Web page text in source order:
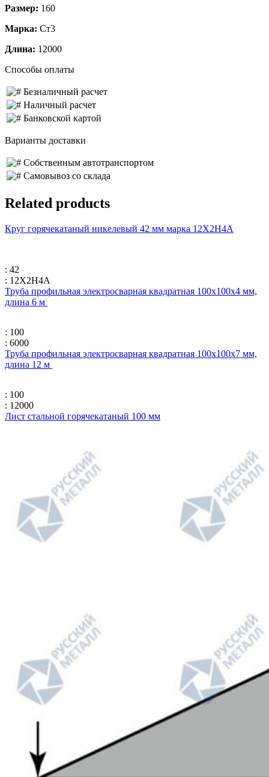
Размер: 160
Марка: Ст3
Длина: 12000
Способы оплаты
Безналичный расчет
Наличный расчет
Банковской картой
Варианты доставки
Собственным автотранспортом
Самовывоз со склада
Related products
Круг горячекатаный никелевый 42 мм марка 12Х2Н4А
: 42
: 12Х2Н4А
Труба профильная электросварная квадратная 100х100х4 мм,
длина 6 м
: 100
: 6000
Труба профильная электросварная квадратная 100х100х7 мм,
длина 12 м
: 100
: 12000
Лист стальной горячекатаный 100 мм